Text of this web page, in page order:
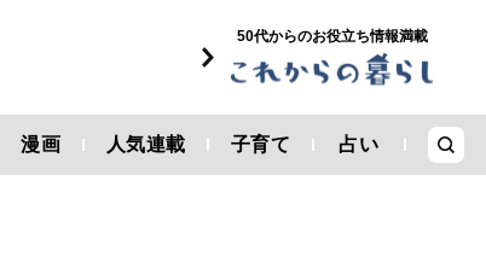
50代からのお役立ち情報満載
漫画 人気連載 子育て 占い